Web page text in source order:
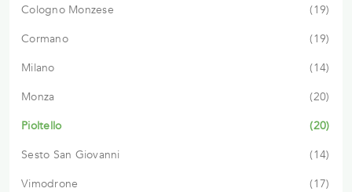
Cologno Monzese
19
Cormano
19
Milano
14
Monza
20
Pioltello
20
Sesto San Giovanni
14
Vimodrone
17